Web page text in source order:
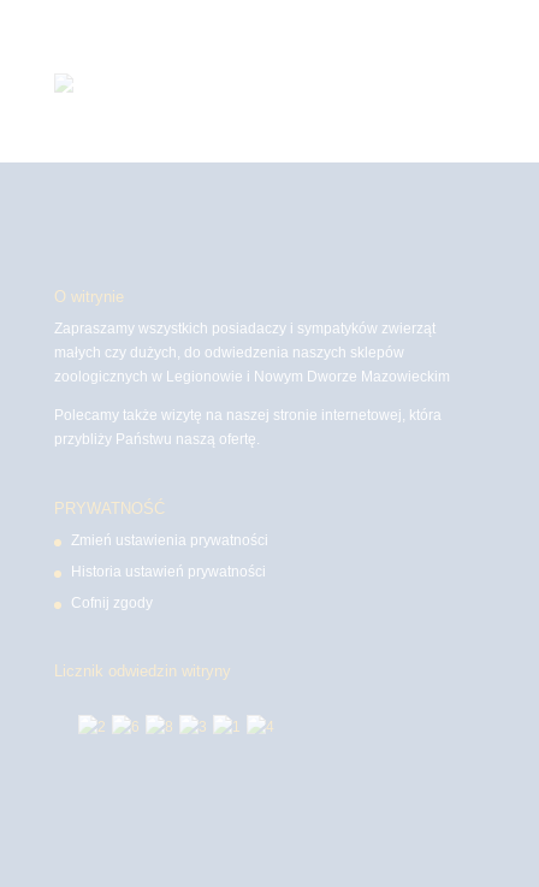
O witrynie
Zapraszamy wszystkich posiadaczy i sympatyków zwierząt
małych czy dużych, do odwiedzenia naszych sklepów
zoologicznych w Legionowie i Nowym Dworze Mazowieckim
Polecamy także wizytę na naszej stronie internetowej, która
przybliży Państwu naszą ofertę.
PRYWATNOŚĆ
Zmień ustawienia prywatności
Historia ustawień prywatności
Cofnij zgody
Licznik odwiedzin witryny